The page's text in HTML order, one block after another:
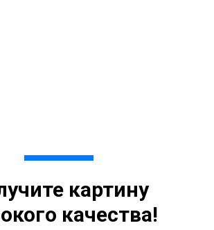
картину
качества!